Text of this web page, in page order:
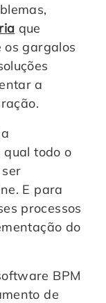
que
os gargalos
a
todo o
E para
processos
do
BPM
de